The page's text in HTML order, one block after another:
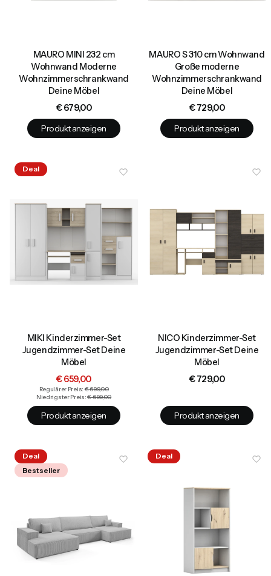
MAURO MINI 232 cm
Wohnwand Moderne
Wohnzimmerschrankwand
Deine Möbel
Preis
€ 679,00
Produkt anzeigen
MAURO S 310 cm Wohnwand
Große moderne
Wohnzimmerschrankwand
Deine Möbel
Preis
€ 729,00
Produkt anzeigen
Deal
MIKI Kinderzimmer-Set
Jugendzimmer-Set Deine
Möbel
Aktionspreis
€ 659,00
Regulärer Preis: € 699,00
Niedrigster Preis: € 699,00
Produkt anzeigen
NICO Kinderzimmer-Set
Jugendzimmer-Set Deine
Möbel
Preis
€ 729,00
Produkt anzeigen
Deal
Bestseller
Deal